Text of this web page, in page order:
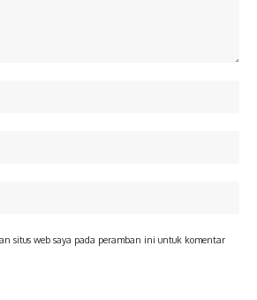
situs web saya pada peramban ini untuk komentar